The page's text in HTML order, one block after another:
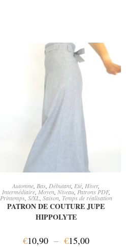
CHOIX DES OPTIONS
Automne Bas Débutant Eté Hiver,
Intermédiaire, Moyen, Niveau, Patrons PDF,
Printemps, S/XL, Saison, Temps de réalisation
PATRON DE COUTURE JUPE
HIPPOLYTE
€10,90 – €15,00